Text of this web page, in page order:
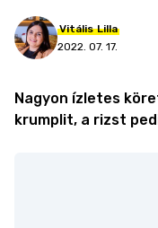
Vitális Lilla
2022. 07. 17.
Nagyon ízletes
krumplit, a rizst